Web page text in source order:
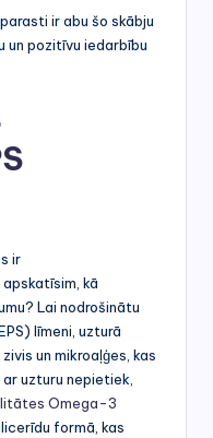
ir abu šo skābju
un pozitīvu iedarbību
ir
kā
Lai nodrošinātu
līmeni, uzturā
un mikroaļģes, kas
uzturu nepietiek,
Omega-3
formā, kas